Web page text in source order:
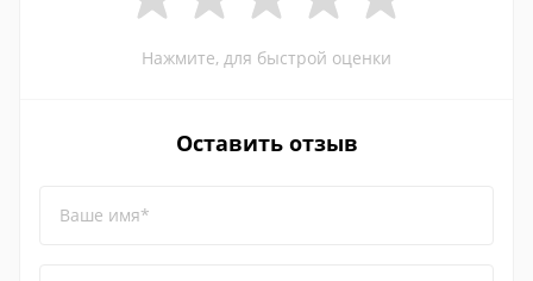
Нажмите, для быстрой оценки
Оставить отзыв
Ваше имя*